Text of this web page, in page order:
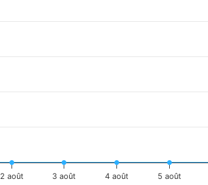
2 août 3 août 4 août 5 août